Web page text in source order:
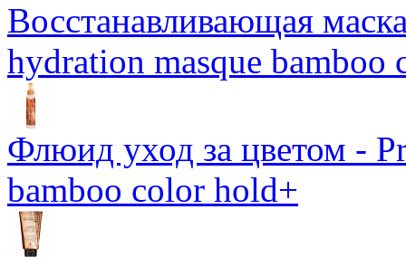
Восстанавливающая
hydration masque bamboo
Флюид уход за цветом -
bamboo color hold+